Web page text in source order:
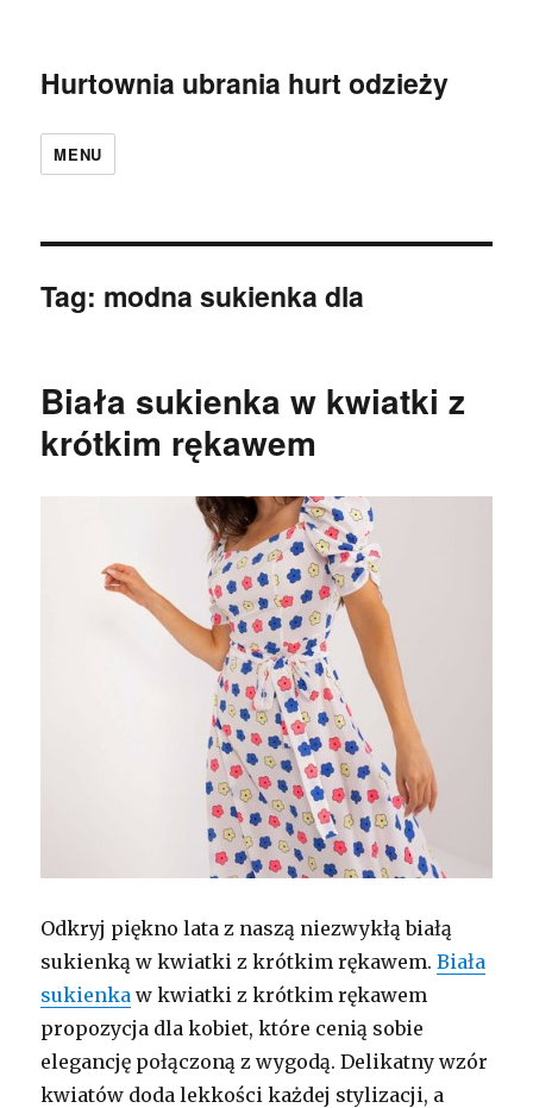
Hurtownia ubrania hurt odzieży
MENU
Tag: modna sukienka dla
Biała sukienka w kwiatki z
krótkim rękawem
Odkryj piękno lata z naszą niezwykłą białą
sukienką w kwiatki z krótkim rękawem.Biała
sukienka w kwiatki z krótkim rękawem
propozycja dla kobiet, które cenią sobie
elegancję połączoną z wygodą. Delikatny wzór
kwiatów doda lekkości każdej stylizacji, a